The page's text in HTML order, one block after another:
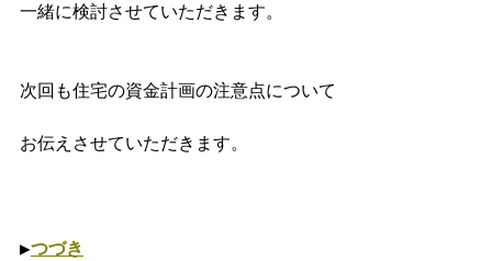
一緒に検討させていただきます。
次回も住宅の資金計画の注意点について
お伝えさせていただきます。
▶つづき